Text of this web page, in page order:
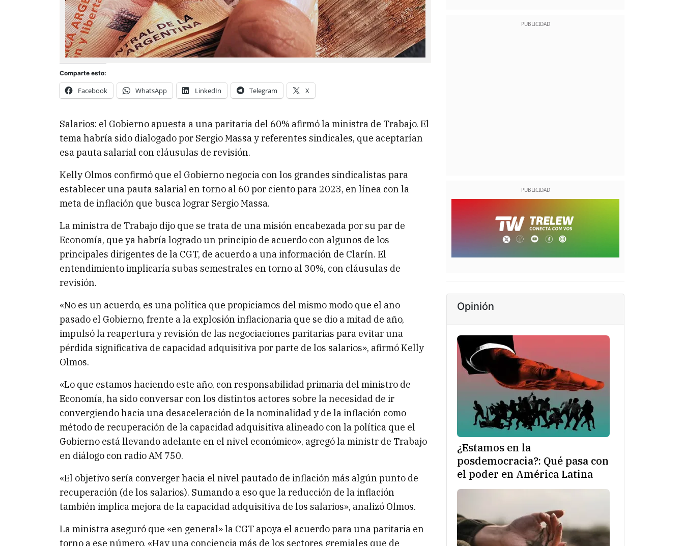
Comparte esto:
Facebook WhatsApp LinkedIn Telegram X
Salarios: el Gobierno apuesta a una paritaria del 60% afirmó la ministra de Trabajo. El
tema habría sido dialogado por Sergio Massa y referentes sindicales, que aceptarían
esa pauta salarial con cláusulas de revisión.
Kelly Olmos confirmó que el Gobierno negocia con los grandes sindicalistas para
establecer una pauta salarial en torno al 60 por ciento para 2023, en línea con la
meta de inflación que busca lograr Sergio Massa.
La ministra de Trabajo dijo que se trata de una misión encabezada por su par de
Economía, que ya habría logrado un principio de acuerdo con algunos de los
principales dirigentes de la CGT, de acuerdo a una información de Clarín. El
entendimiento implicaría subas semestrales en torno al 30%, con cláusulas de
revisión.
«No es un acuerdo, es una política que propiciamos del mismo modo que el año
pasado el Gobierno, frente a la explosión inflacionaria que se dio a mitad de año,
impulsó la reapertura y revisión de las negociaciones paritarias para evitar una
pérdida significativa de capacidad adquisitiva por parte de los salarios», afirmó Kelly
Olmos.
«Lo que estamos haciendo este año, con responsabilidad primaria del ministro de
Economía, ha sido conversar con los distintos actores sobre la necesidad de ir
convergiendo hacia una desaceleración de la nominalidad y de la inflación como
método de recuperación de la capacidad adquisitiva alineado con la política que el
Gobierno está llevando adelante en el nivel económico», agregó la ministr de Trabajo
en diálogo con radio AM 750.
«El objetivo sería converger hacia el nivel pautado de inflación más algún punto de
recuperación (de los salarios). Sumando a eso que la reducción de la inflación
también implica mejora de la capacidad adquisitiva de los salarios», analizó Olmos.
La ministra aseguró que «en general» la CGT apoya el acuerdo para una paritaria en
torno a ese número. «Hay una conciencia más de los sectores gremiales que de
Opinión
¿Estamos en la
posdemocracia?: Qué pasa con
el poder en América Latina